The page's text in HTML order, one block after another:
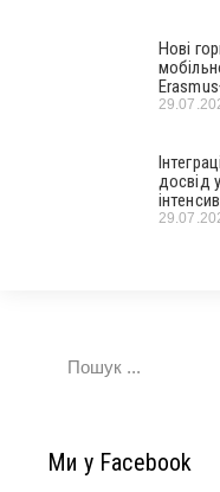
Нові
досвід
Ми у Facebook